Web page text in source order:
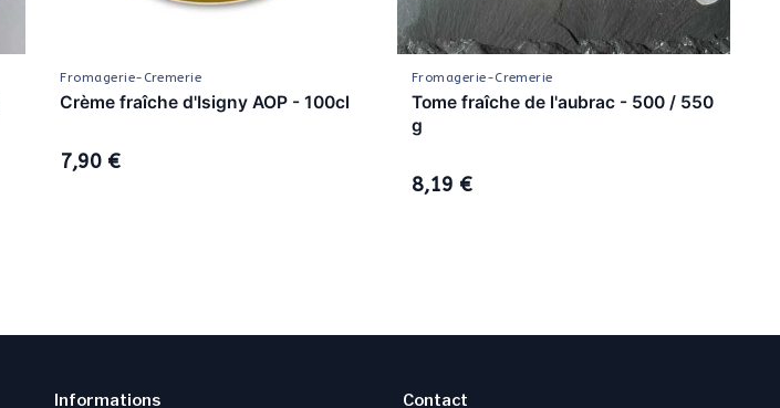
Fromagerie-Cremerie
Crème fraîche d'Isigny AOP - 100cl
7,90 €
Fromagerie-Cremerie
Tome fraîche de l'aubrac - 500 / 550
g
8,19 €
Informations Contact